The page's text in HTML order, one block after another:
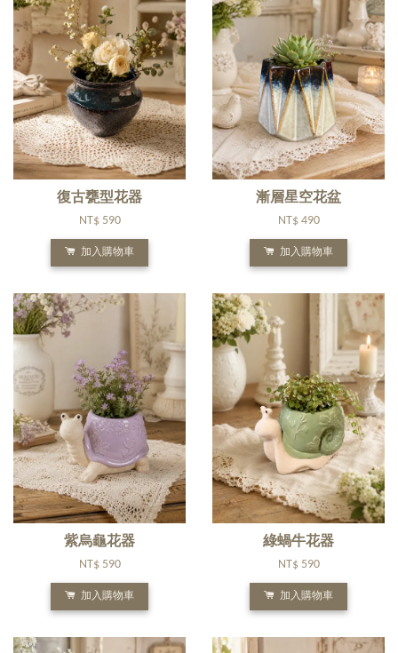
復古甕型花器
NT$ 590
加入購物車
漸層星空花盆
NT$ 490
加入購物車
紫烏龜花器
NT$ 590
加入購物車
綠蝸牛花器
NT$ 590
加入購物車